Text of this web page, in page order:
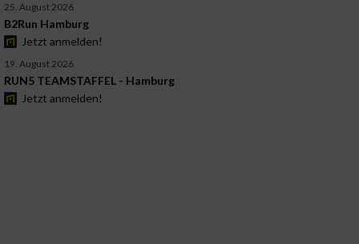
25. August 2026
B2Run Hamburg
Jetzt anmelden!
19. August 2026
RUN5 TEAMSTAFFEL - Hamburg
Jetzt anmelden!